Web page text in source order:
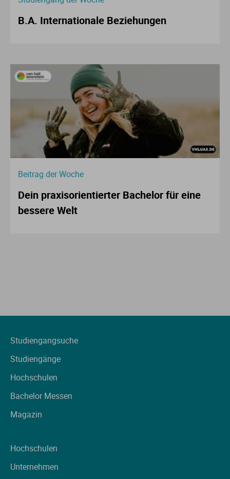
B.A. Internationale Beziehungen
Beitrag der Woche
Dein praxisorientierter Bachelor für eine
bessere Welt
Studiengangsuche
Studiengänge
Hochschulen
Bachelor Messen
Magazin
Hochschulen
Unternehmen